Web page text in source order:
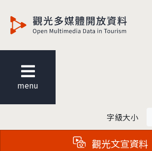
menu
字級大小
觀光文宣資料